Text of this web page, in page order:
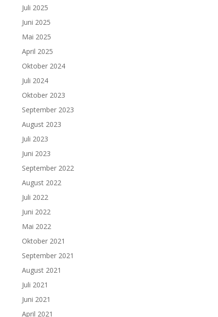
Juli 2025
Juni 2025
Mai 2025
April 2025
Oktober 2024
Juli 2024
Oktober 2023
September 2023
August 2023
Juli 2023
Juni 2023
September 2022
August 2022
Juli 2022
Juni 2022
Mai 2022
Oktober 2021
September 2021
August 2021
Juli 2021
Juni 2021
April 2021